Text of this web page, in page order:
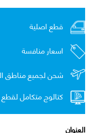
قطع اصلية
اسعار منافسة
شحن لجميع مناطق
كتالوج متكامل لقطع
العنوان